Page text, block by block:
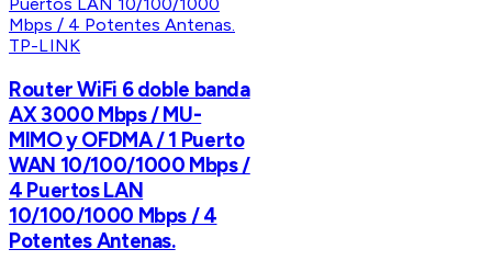
TP-LINK
Router WiFi 6 doble banda
AX 3000 Mbps / MU-
MIMO y OFDMA / 1 Puerto
WAN 10/100/1000 Mbps /
4 Puertos LAN
10/100/1000 Mbps / 4
Potentes Antenas.